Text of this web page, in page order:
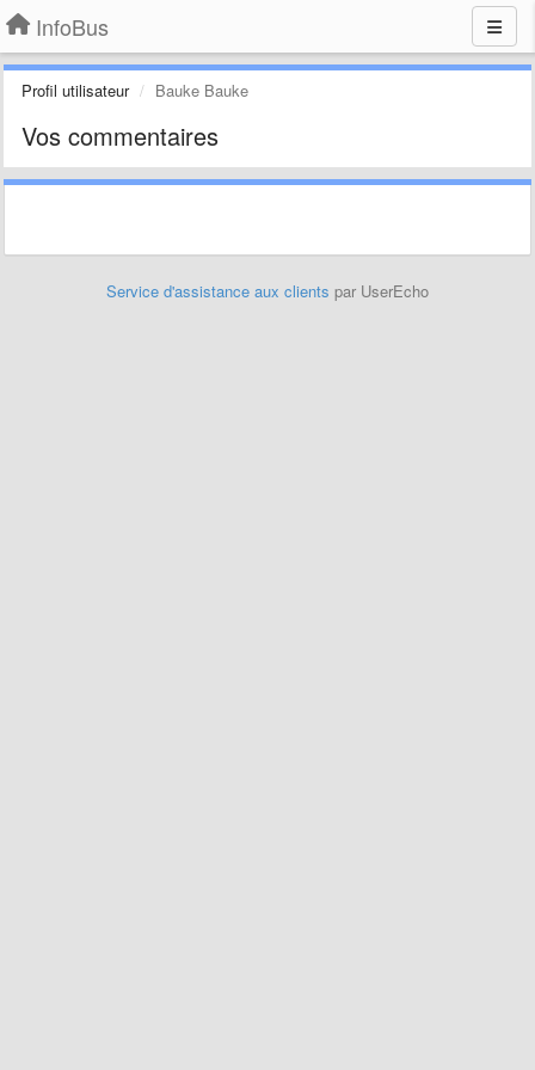
InfoBus
Profil utilisateur Bauke Bauke
Vos commentaires
Service d'assistance aux clients par UserEcho